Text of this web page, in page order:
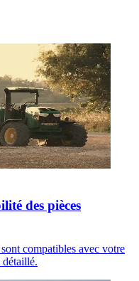
des pièces
compatibles avec votre
détaillé.